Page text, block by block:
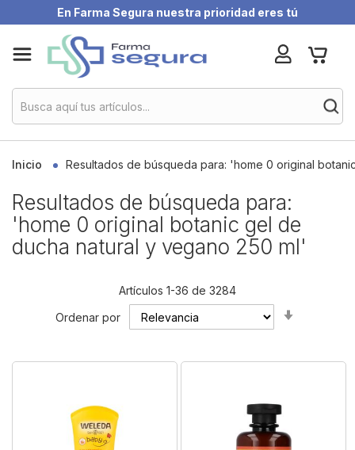
En Farma Segura nuestra prioridad eres tú
to
Content
My
Inicio Resultados de búsqueda para: 'home 0 original
Resultados de búsqueda para:
'home 0 original botanic gel de
ducha natural y vegano 250 ml'
Artículos 1-36 de 3284
Ordenar por